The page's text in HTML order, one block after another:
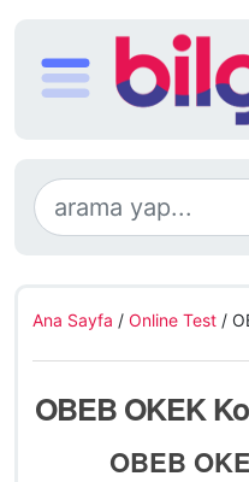
Ana Sayfa / Online Test /
OBEB OKEK
OBEB